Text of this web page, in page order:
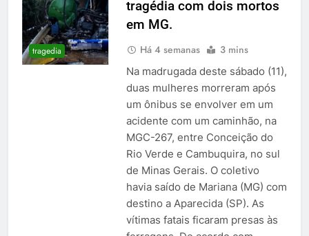
tragedia
tragédia com dois mortos
em MG.
Há 4 semanas 3 mins
Na madrugada deste sábado (11),
duas mulheres morreram após
um ônibus se envolver em um
acidente com um caminhão, na
MGC-267, entre Conceição do
Rio Verde e Cambuquira, no sul
de Minas Gerais. O coletivo
havia saído de Mariana (MG) com
destino a Aparecida (SP). As
vítimas fatais ficaram presas às